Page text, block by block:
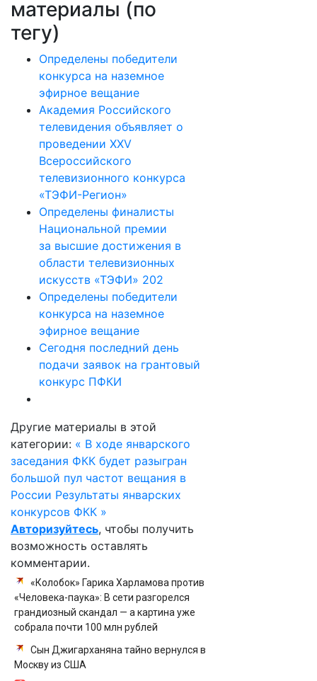
материалы (по
тегу)
Определены победители
конкурса на наземное
эфирное вещание
Академия Российского
телевидения объявляет о
проведении ХХV
Всероссийского
телевизионного конкурса
«ТЭФИ-Регион»
Определены финалисты
Национальной премии
за высшие достижения в
области телевизионных
искусств «ТЭФИ» 202
Определены победители
конкурса на наземное
эфирное вещание
Сегодня последний день
подачи заявок на грантовый
конкурс ПФКИ
Другие материалы в этой
категории: « В ходе январского
заседания ФКК будет разыгран
большой пул частот вещания в
России Результаты январских
конкурсов ФКК »
Авторизуйтесь, чтобы получить
возможность оставлять
комментарии.
«Колобок» Гарика Харламова против
«Человека-паука»: В сети разгорелся
грандиозный скандал — а картина уже
собрала почти 100 млн рублей
Сын Джигарханяна тайно вернулся в
Москву из США